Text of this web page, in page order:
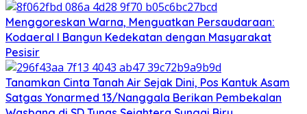
Menggoreskan Warna, Menguatkan Persaudaraan:
Kodaeral I Bangun Kedekatan dengan Masyarakat
Pesisir
Tanamkan Cinta Tanah Air Sejak Dini, Pos Kantuk Asam
Satgas Yonarmed 13/Nanggala Berikan Pembekalan